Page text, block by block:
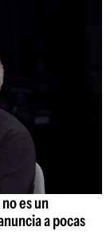
es un
a pocas